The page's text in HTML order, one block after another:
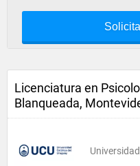
Licenciatura en
Blanqueada,